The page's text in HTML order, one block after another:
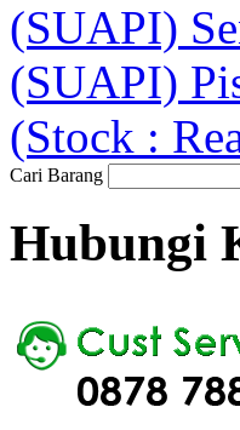
(SUAPI)
(SUAPI)
(Stock :
Cari Barang
Hubungi